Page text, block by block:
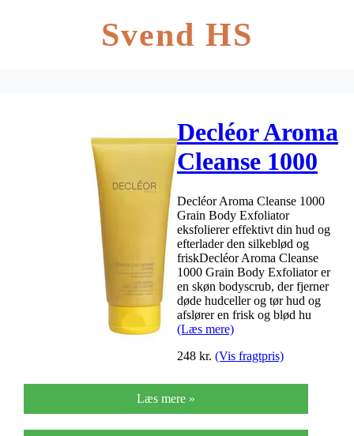
Svend HS
Decléor Aroma
Cleanse 1000
Grain Body
Exfoliator –
200 ml
Decléor Aroma Cleanse 1000
Grain Body Exfoliator
eksfolierer effektivt din hud og
efterlader den silkeblød og
friskDecléor Aroma Cleanse
1000 Grain Body Exfoliator er
en skøn bodyscrub, der fjerner
døde hudceller og tør hud og
afslører en frisk og blød hu
(Læs mere)
248 kr. (Vis fragtpris)
Læs mere »